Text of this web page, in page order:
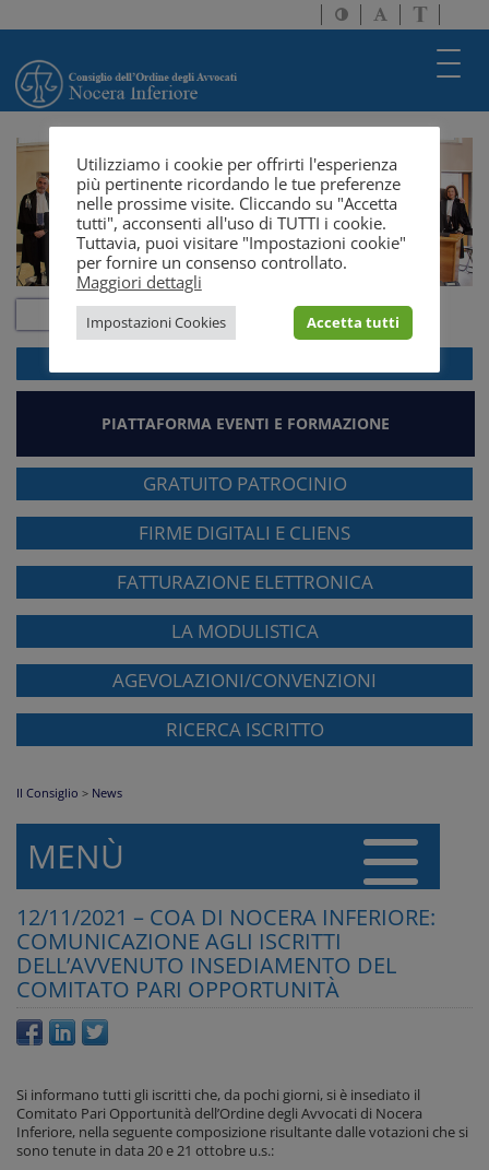
Attiva/disattiva
alto
Attiva/
dimensione
a
solo
PIATTAFORMA EVENTI E FORMAZIONE
GRATUITO PATROCINIO
FIRME DIGITALI E CLIENS
FATTURAZIONE ELETTRONICA
LA MODULISTICA
AGEVOLAZIONI/CONVENZIONI
RICERCA ISCRITTO
Il Consiglio > News
MENÙ
12/11/2021 – COA DI NOCERA INFERIORE:
COMUNICAZIONE AGLI ISCRITTI
DELL’AVVENUTO INSEDIAMENTO DEL
COMITATO PARI OPPORTUNITÀ
Si informano tutti gli iscritti che, da pochi giorni, si è insediato il
Comitato Pari Opportunità dell’Ordine degli Avvocati di Nocera
Inferiore, nella seguente composizione risultante dalle votazioni che si
sono tenute in data 20 e 21 ottobre u.s.:
Utilizziamo i cookie per offrirti l'esperienza
più pertinente ricordando le tue preferenze
nelle prossime visite. Cliccando su "Accetta
tutti", acconsenti all'uso di TUTTI i cookie.
Tuttavia, puoi visitare "Impostazioni cookie"
per fornire un consenso controllato.
Maggiori dettagli
Impostazioni Cookies Accetta tutti